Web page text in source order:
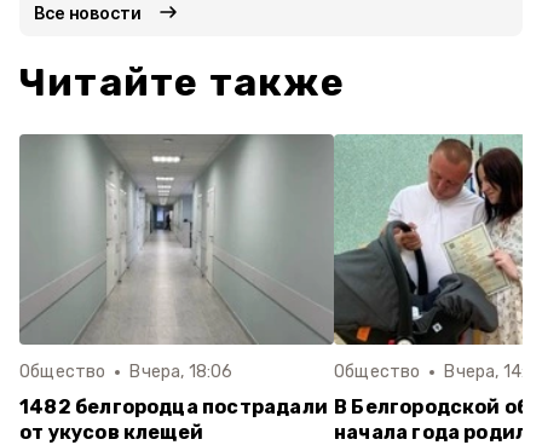
Все новости
Читайте также
Общество Вчера, 18:06
1482 белгородца пострадали
от укусов клещей
Общество Вчера,
В Белгородской
начала года